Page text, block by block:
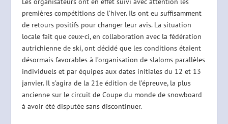
premières compétitions de l’hiver. Ils ont eu suffisamment
de retours positifs pour changer leur avis. La situation
locale fait que ceux-ci, en collaboration avec la fédération
autrichienne de ski, ont décidé que les conditions étaient
désormais favorables à l’organisation de slaloms parallèles
individuels et par équipes aux dates initiales du 12 et 13
janvier. Il s’agira de la 21e édition de l’épreuve, la plus
ancienne sur le circuit de Coupe du monde de snowboard
à avoir été disputée sans discontinuer.